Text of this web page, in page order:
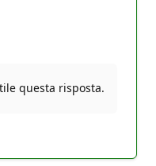
questa risposta.